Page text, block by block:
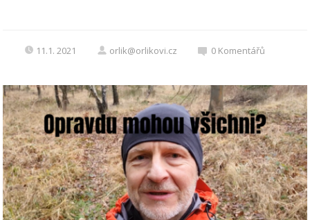
11.1. 2021 orlik@orlikovi.cz 0 Komentářů